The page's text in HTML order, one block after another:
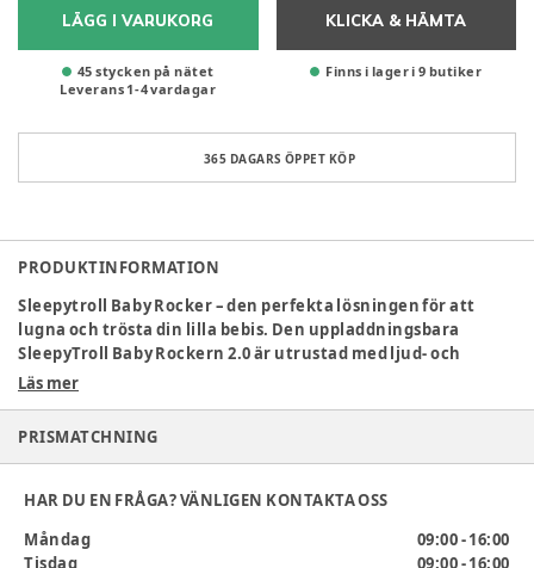
LÄGG I VARUKORG
45 stycken på nätet
Leverans 1-4vardagar
KLICKA & HÄMTA
Finns i lager i 9 butiker
365 DAGARS ÖPPET KÖP
PRODUKTINFORMATION
Sleepytroll Baby Rocker – den perfekta lösningen för att
lugna och trösta din lilla bebis. Den uppladdningsbara
SleepyTroll Baby Rockern 2.0 är utrustad med ljud- och
rörelsesensorer som gör det enkelt att skapa en lugn miljö
Specifikationer:
spjälsängar*, babysitters* och mer, vilket gör den till en
flexibel lösning för alla setup.
Oavbruten Rockning
: Upp till 3 timmar av kontinuerlig
Läs mer
PRISMATCHNING
HAR DU EN FRÅGA? VÄNLIGEN KONTAKTA OSS
Måndag
09:00 - 16:00
Tisdag
09:00 - 16:00